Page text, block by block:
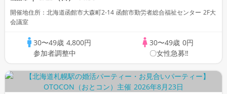
開催地住所：北海道函館市大森町2-14 函館市勤労者総合福祉センター 2F大
会議室
30〜49歳 4,800円
参加者調整中
30〜49歳 0円
〇女性急募‼